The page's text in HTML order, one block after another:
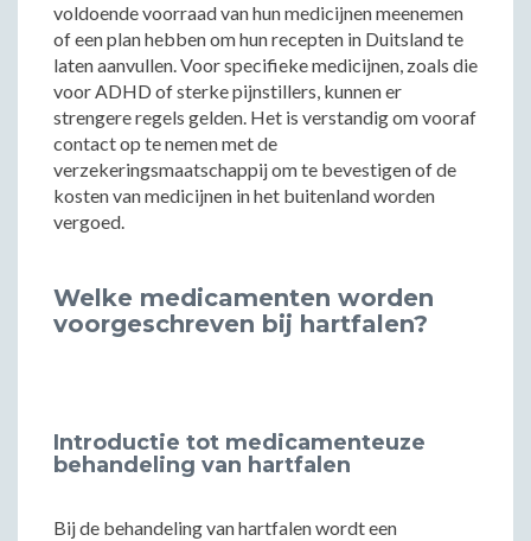
voldoende voorraad van hun medicijnen meenemen
of een plan hebben om hun recepten in Duitsland te
laten aanvullen. Voor specifieke medicijnen, zoals die
voor ADHD of sterke pijnstillers, kunnen er
strengere regels gelden. Het is verstandig om vooraf
contact op te nemen met de
verzekeringsmaatschappij om te bevestigen of de
kosten van medicijnen in het buitenland worden
vergoed.
Welke medicamenten worden
voorgeschreven bij hartfalen?
Introductie tot medicamenteuze
behandeling van hartfalen
Bij de behandeling van hartfalen wordt een